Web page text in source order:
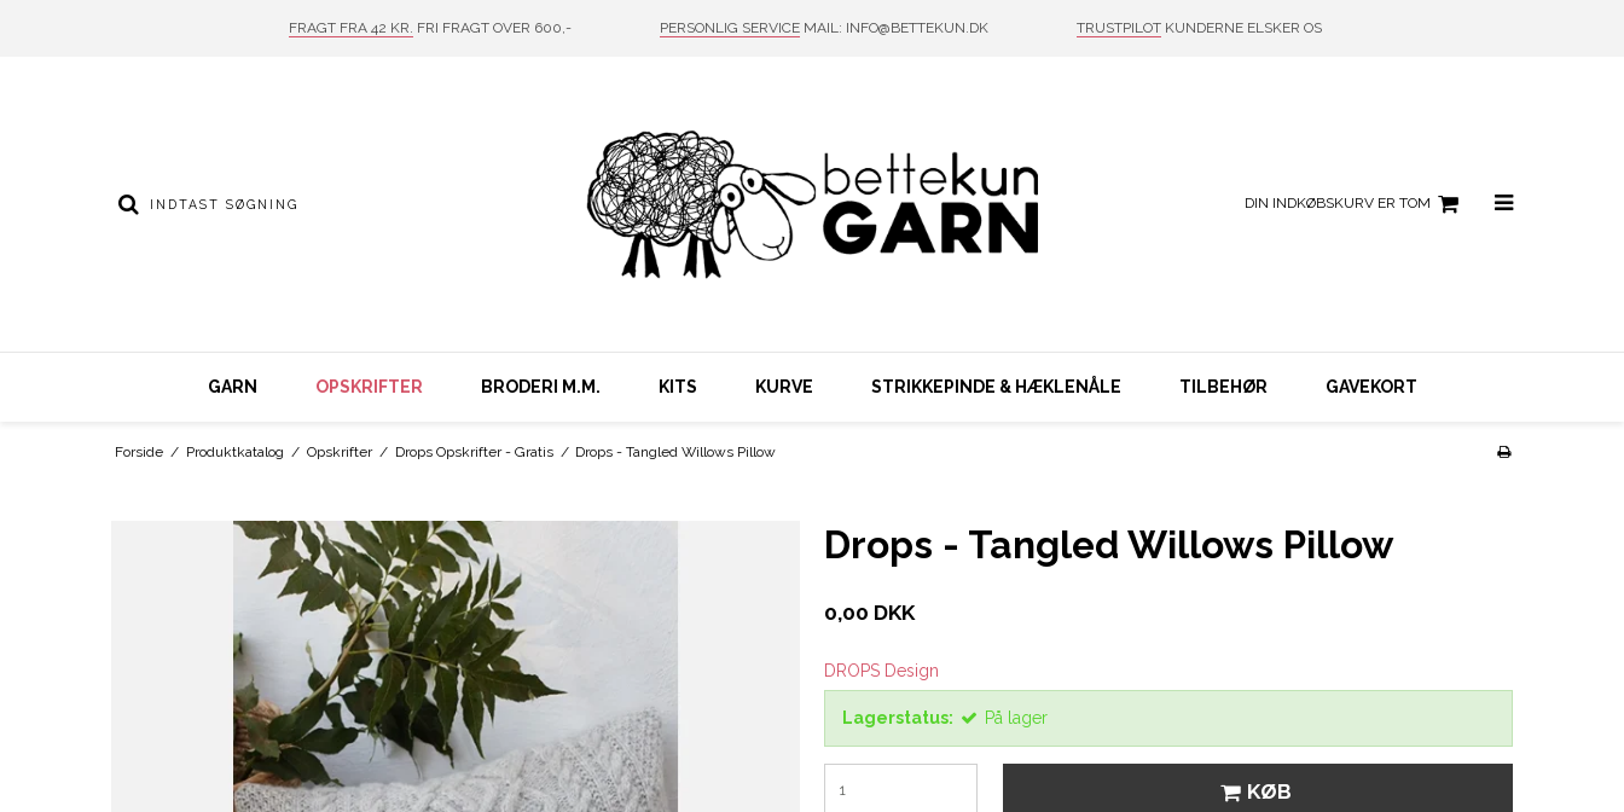
FRAGT FRA 42 KR. FRI FRAGT OVER 600,- PERSONLIG SERVICEMAIL: INFO@BETTEKUN.DK TRUSTPILOTKUNDERNE ELSKER OS
DIN INDKØBSKURV ER TOM
GARN OPSKRIFTER BRODERI M.M. KITS KURVE STRIKKEPINDE & HÆKLENÅLE TILBEHØR GAVEKORT
Forside / Produktkatalog / Opskrifter / Drops Opskrifter - Gratis / Drops - Tangled Willows Pillow
Drops - Tangled Willows Pillow
0,00 DKK
DROPS Design
Lagerstatus: På lager
KØB